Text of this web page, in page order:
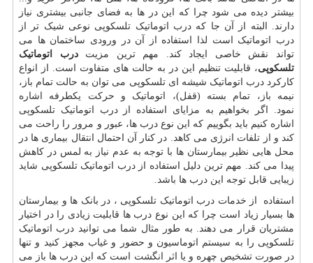
بیشتر دیده می شود چرا که این در ها به فضای جانبی بیشتری نیاز
دارند. البته از آن جا که درب اتوماتیک تلسکوپی نوعی شیک تر از
درب اتوماتیک است لذا استفاده از آن در ورودی ساختمان ها می
تواند نقش خاصی ایجاد کند. مهم ترین مزیتدرب اتوماتیک
تلسکوپی، قابلیت تنظیم این در به حالت های متفاوت است. از انواع
کارکرد درب اتوماتیک شیشه ای تلسکوپی می توان به حالت تمام باز،
نیمه باز، تمام بسته (قفل)، اتوماتیک و حرکت یکطرفه اشاره
نمود. اگر بخواهیم به مزایای استفاده از درب اتوماتیک تلسکوپی
اشاره کنیم باید بگوییم که این نوع درب ها، عبور و مرور را راحت می
کند و از تلفات انرژی می کاهد. در کنار آن احتمال انتقال بیماری ها در
محل هایی نظیر بیمارستان ها با توجه به عدم نیاز به لمس در کاهش
پیدا می کند. مهم ترین دلیل استفاده از درب اتوماتیک تلسکوپی شاید
زیبایی قابل توجه این درب ها باشد.
استفاده از خدمات درب اتوماتیک تلسکوپی ، در بانک ها و بیمارستان
ها بسیار زیاد است چرا که این نوع درب ها قابلیت زیادی را در اختیار
مشتریان قرار می دهند. به طور مثال شما می توانید درب اتوماتیک
تلسکوپی را به سیستم اتوماسیون و حضور و غیاب مجهز کنید و تنها
در صورت تشخیص چهره و یا اثر انگشت است که این درب ها باز می